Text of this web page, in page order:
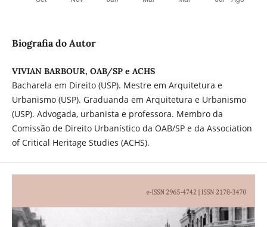
Biografia do Autor
VIVIAN BARBOUR, OAB/SP e ACHS
Bacharela em Direito (USP). Mestre em Arquitetura e
Urbanismo (USP). Graduanda em Arquitetura e Urbanismo
(USP). Advogada, urbanista e professora. Membro da
Comissão de Direito Urbanístico da OAB/SP e da Association
of Critical Heritage Studies (ACHS).